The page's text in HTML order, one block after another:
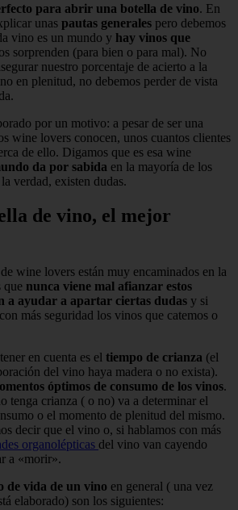
para abrir una botella de vino. En
unas pautas generales pero debemos
vino es un mundo y hay vinos que
sorprenden (para bien o para mal). No
nuestro porcentaje de acierto a la
en plenitud, no debemos perder de vista
por un motivo: a pesar de ser una
wine lovers conocen, unos cuantos clientes
de ello. Digamos que es esa wine
da por sabida en la mayoría de los
verdad, existen dudas.
de vino, el mejor
wine lovers están muy encaminados en la
que nunca viene mal afianzar estos
a ayudar a apartar ciertas dudas y si
más seguridad los vinos que catemos o
en cuenta es el tiempo de crianza (el
del vino haya madera o no exista).
óptimos de consumo de los vinos.
tenga crianza ( o no) va a determinar el
o el momento de plenitud del mismo.
decir que el vino o, si hablamos con más
organolépticas del vino van cayendo
a «morir».
de vida de un vino en general ( una vez
elaborado) son los siguientes: